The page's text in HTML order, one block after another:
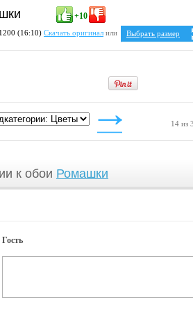
+10
(16:10) Скачать оригинал или
Выбрать размер
Ваше разрешение:
1280x960
1600x1200
14 из
к обои Ромашки
Гость